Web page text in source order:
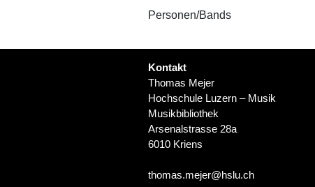
Personen/Bands
Kontakt
Thomas Mejer
Hochschule Luzern – Musik
Musikbibliothek
Arsenalstrasse 28a
6010 Kriens
thomas.mejer@hslu.ch